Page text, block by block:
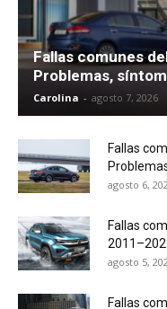
Fallas comunes
Problemas,
Carolina - agosto 7, 2026
Fallas
agosto 6,
Fallas
agosto 5,
Fallas